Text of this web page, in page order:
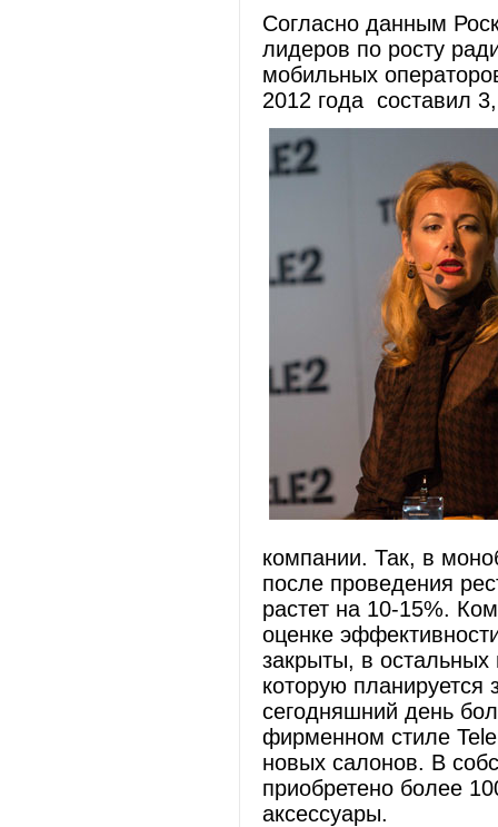
Согласно данным
лидеров по росту
мобильных
2012 года составил
компании. Так, в
после проведения
растет на 10-15%.
оценке
закрыты, в
которую планируется
сегодняшний день
фирменном стиле
новых салонов. В
приобретено более
аксессуары.